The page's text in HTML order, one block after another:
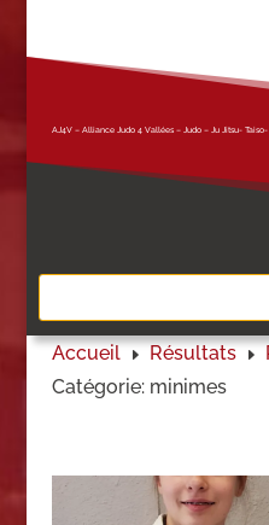
AJ4V – Alliance Judo 4 Vallées – Judo – Ju Jitsu-
Accueil E Résultats E
Catégorie: minimes